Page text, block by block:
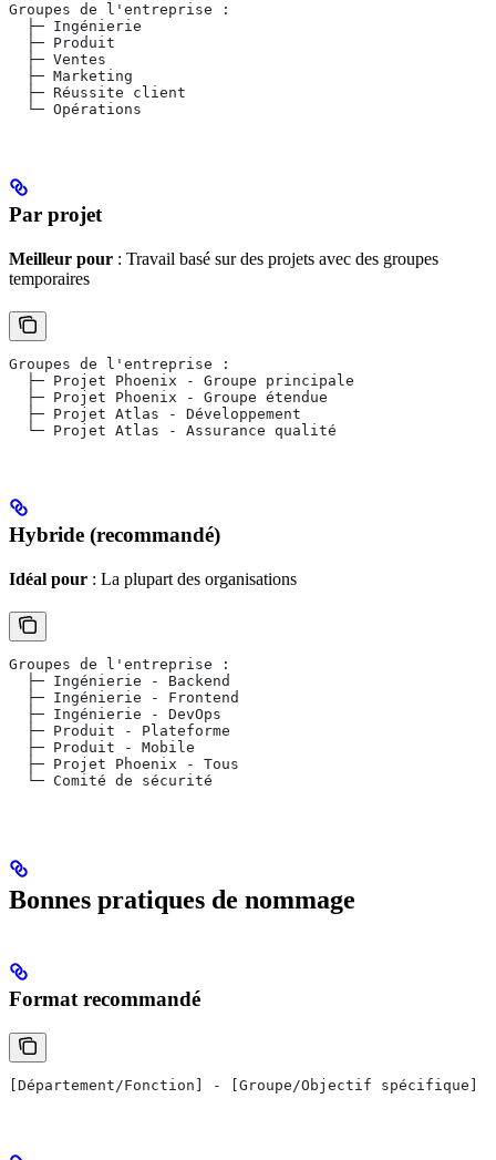
Groupes de l'entreprise :
  ├─ Ingénierie
  ├─ Produit
  ├─ Ventes
  ├─ Marketing
  ├─ Réussite client
  └─ Opérations
Par projet
Meilleur pour : Travail basé sur des projets avec des groupes
temporaires
Groupes de l'entreprise :
  ├─ Projet Phoenix - Groupe principale
  ├─ Projet Phoenix - Groupe étendue
  ├─ Projet Atlas - Développement
  └─ Projet Atlas - Assurance qualité
Hybride (recommandé)
Idéal pour : La plupart des organisations
Groupes de l'entreprise :
  ├─ Ingénierie - Backend
  ├─ Ingénierie - Frontend
  ├─ Ingénierie - DevOps
  ├─ Produit - Plateforme
  ├─ Produit - Mobile
  ├─ Projet Phoenix - Tous
  └─ Comité de sécurité
Bonnes pratiques de nommage
Format recommandé
[Département/Fonction] - [Groupe/Objectif spécifique]